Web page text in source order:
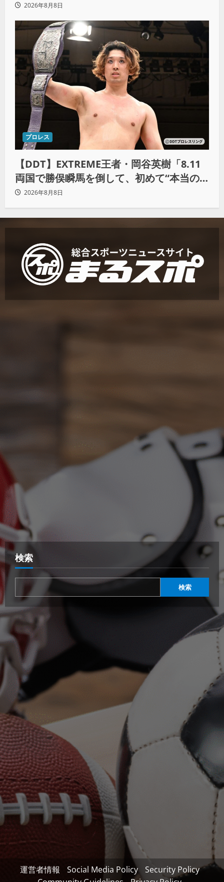
2026年8月8日
プロレス
【DDT】EXTREME王者・岡谷英樹「8.11
両国で勝俣瞬馬を倒して、初めて“本当の
王者”になれる」
2026年8月8日
検索
検索
運営者情報 Social Media Policy
Security Policy